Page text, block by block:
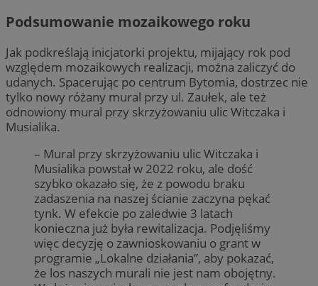
Podsumowanie mozaikowego roku
Jak podkreślają inicjatorki projektu, mijający rok pod
względem mozaikowych realizacji, można zaliczyć do
udanych. Spacerując po centrum Bytomia, dostrzec nie
tylko nowy różany mural przy ul. Zaułek, ale też
odnowiony mural przy skrzyżowaniu ulic Witczaka i
Musialika.
– Mural przy skrzyżowaniu ulic Witczaka i
Musialika powstał w 2022 roku, ale dość
szybko okazało się, że z powodu braku
zadaszenia na naszej ścianie zaczyna pękać
tynk. W efekcie po zaledwie 3 latach
konieczna już była rewitalizacja. Podjęliśmy
więc decyzję o zawnioskowaniu o grant w
programie „Lokalne działania”, aby pokazać,
że los naszych murali nie jest nam obojętny.